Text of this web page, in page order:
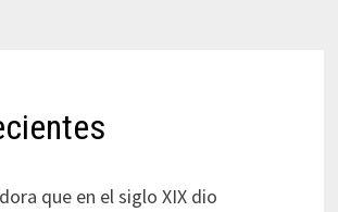
que en el siglo XIX dio